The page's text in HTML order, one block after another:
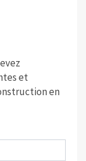
et
en